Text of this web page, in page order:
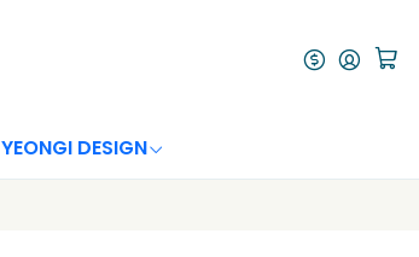
YEONGI DESIGN